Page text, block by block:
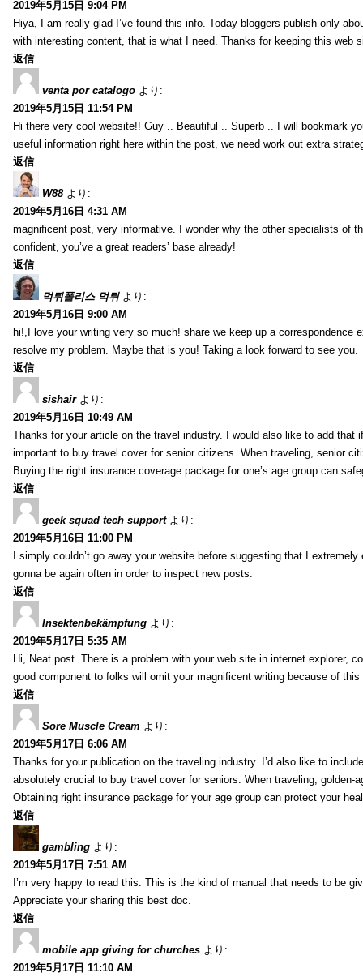
2019年5月15日 9:04 PM
Hiya, I am really glad I’ve found this info. Today bloggers publish only
with interesting content, that is what I need. Thanks for keeping this
返信
venta por catalogo より:
2019年5月15日 11:54 PM
Hi there very cool website!! Guy .. Beautiful .. Superb .. I will bookmark
useful information right here within the post, we need work out extra
返信
W88 より:
2019年5月16日 4:31 AM
magnificent post, very informative. I wonder why the other specialists of
confident, you’ve a great readers’ base already!
返信
먹튀폴리스 먹튀 より:
2019年5月16日 9:00 AM
hi!,I love your writing very so much! share we keep up a correspondence
resolve my problem. Maybe that is you! Taking a look forward to see you.
返信
sishair より:
2019年5月16日 10:49 AM
Thanks for your article on the travel industry. I would also like to add that
important to buy travel cover for senior citizens. When traveling, senior
Buying the right insurance coverage package for one’s age group can
返信
geek squad tech support より:
2019年5月16日 11:00 PM
I simply couldn’t go away your website before suggesting that I
gonna be again often in order to inspect new posts.
返信
Insektenbekämpfung より:
2019年5月17日 5:35 AM
Hi, Neat post. There is a problem with your web site in internet explorer,
good component to folks will omit your magnificent writing because of this
返信
Sore Muscle Cream より:
2019年5月17日 6:06 AM
Thanks for your publication on the traveling industry. I’d also like to
absolutely crucial to buy travel cover for seniors. When traveling, golden-
Obtaining right insurance package for your age group can protect your
返信
gambling より:
2019年5月17日 7:51 AM
I’m very happy to read this. This is the kind of manual that needs to be
Appreciate your sharing this best doc.
返信
mobile app giving for churches より:
2019年5月17日 11:10 AM